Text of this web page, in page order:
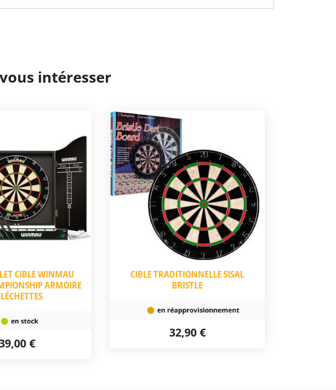
intéresser
CIBLE WINMAU
ARMOIRE
€
CIBLE TRADITIONNELLE SISAL
BRISTLE
32,90 €